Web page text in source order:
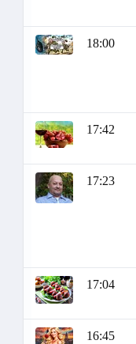
18:00
17:42
17:23
17:04
16:45